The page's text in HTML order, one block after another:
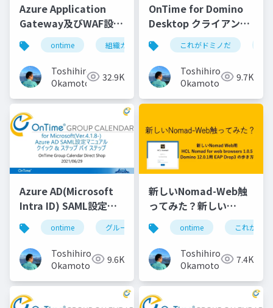
Azure Application
Gateway及びWAF設定
マニュアル
ontime 組織カレンダー 組織スケジュール
Toshihiro
Okamoto
32.9K
OnTime for Domino
Desktop クライアント
マニュアルこれがドミノだ
Toshihiro
Okamoto
9.7K
Azure AD(Microsoft
Intra ID) SAML設定マ
ニュアルontime グループカレンダー 組織カレンダー
Toshihiro
Okamoto
9.6K
新しいNomad-Web触
ってみた？新しい
Nomad Web用 HCL
Nomad for web
browsers 1.0.5
Domino 12.0.1用 EAP
Drop3 の歩き方
ontime これがド
Toshihiro
Okamoto
7.4K